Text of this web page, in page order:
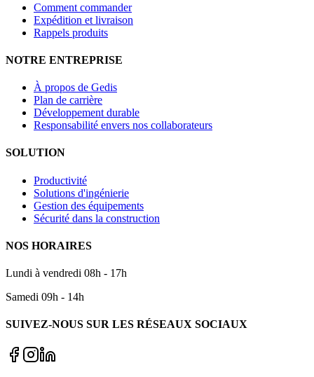
Comment commander
Expédition et livraison
Rappels produits
NOTRE ENTREPRISE
À propos de Gedis
Plan de carrière
Développement durable
Responsabilité envers nos collaborateurs
SOLUTION
Productivité
Solutions d'ingénierie
Gestion des équipements
Sécurité dans la construction
NOS HORAIRES
Lundi à vendredi 08h - 17h
Samedi 09h - 14h
SUIVEZ-NOUS SUR LES RÉSEAUX SOCIAUX